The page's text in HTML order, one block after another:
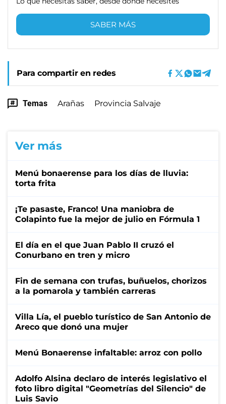
SABER MÁS
Para compartir en redes
Temas Arañas Provincia Salvaje
Ver más
Menú bonaerense para los días de lluvia:
torta frita
¡Te pasaste, Franco! Una maniobra de
Colapinto fue la mejor de julio en Fórmula 1
El día en el que Juan Pablo II cruzó el
Conurbano en tren y micro
Fin de semana con trufas, buñuelos, chorizos
a la pomarola y también carreras
Villa Lía, el pueblo turístico de San Antonio de
Areco que donó una mujer
Menú Bonaerense infaltable: arroz con pollo
Adolfo Alsina declaro de interés legislativo el
foto libro digital "Geometrías del Silencio" de
Luis Savio